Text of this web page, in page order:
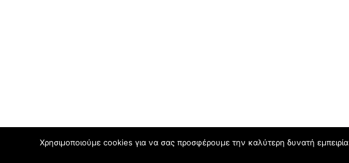
Χρησιμοποιούμε cookies για να σας προσφέρουμε την καλύτερη δυνατή